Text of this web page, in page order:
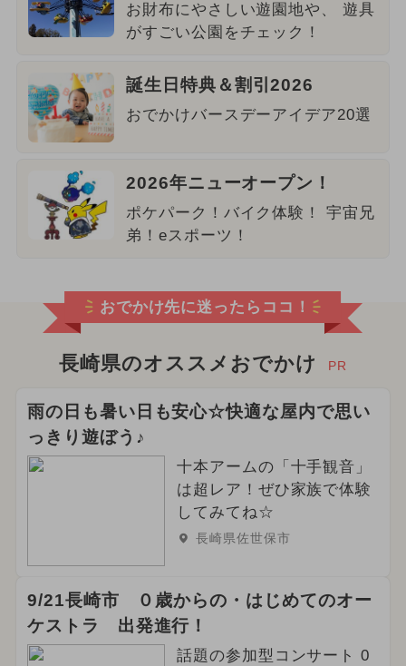
お財布にやさしい遊園地や、 遊具
がすごい公園をチェック！
誕生日特典＆割引2026
おでかけバースデーアイデア20選
2026年ニューオープン！
ポケパーク！バイク体験！ 宇宙兄
弟！eスポーツ！
おでかけ先に迷ったらココ！
長崎県のオススメおでかけ PR
雨の日も暑い日も安心☆快適な屋内で思い
っきり遊ぼう♪
十本アームの「十手観音」
は超レア！ぜひ家族で体験
してみてね☆
長崎県佐世保市
9/21長崎市 ０歳からの・はじめてのオー
ケストラ 出発進行！
話題の参加型コンサート 0